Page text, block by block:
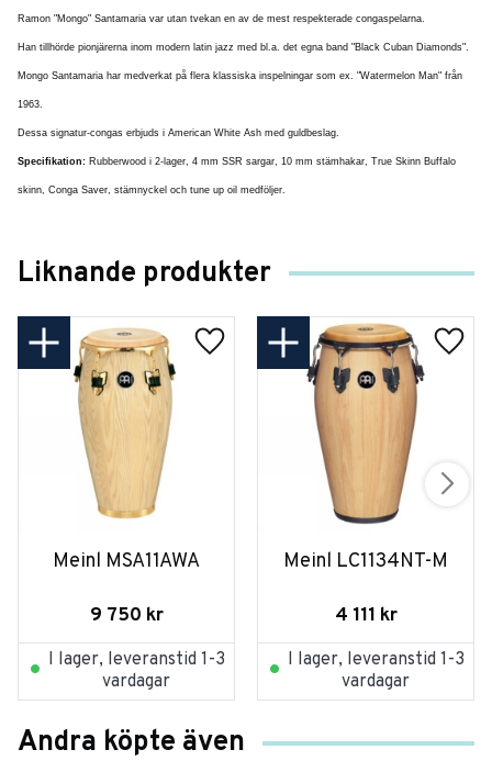
Ramon "Mongo" Santamaria var utan tvekan en av de mest respekterade congaspelarna.
Han tillhörde pionjärerna inom modern latin jazz med bl.a. det egna band "Black Cuban Diamonds".
Mongo Santamaria har medverkat på flera klassiska inspelningar som ex. "Watermelon Man" från
1963.
Dessa signatur-congas erbjuds i American White Ash med guldbeslag.
Specifikation: Rubberwood i 2-lager, 4 mm SSR sargar, 10 mm stämhakar, True Skinn Buffalo
skinn, Conga Saver, stämnyckel och tune up oil medföljer.
Liknande produkter
Meinl MSA11AWA
9 750 kr
I lager, leveranstid 1-3
vardagar
Meinl LC1134NT-M
4 111 kr
I lager, leveranstid 1-3
vardagar
Andra köpte även